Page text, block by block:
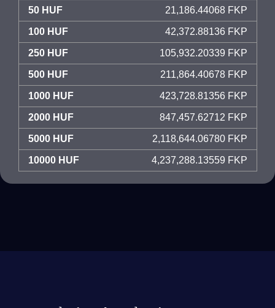
50 HUF 21,186.44068 FKP
100 HUF 42,372.88136 FKP
250 HUF 105,932.20339 FKP
500 HUF 211,864.40678 FKP
1000 HUF 423,728.81356 FKP
2000 HUF 847,457.62712 FKP
5000 HUF 2,118,644.06780 FKP
10000 HUF 4,237,288.13559 FKP